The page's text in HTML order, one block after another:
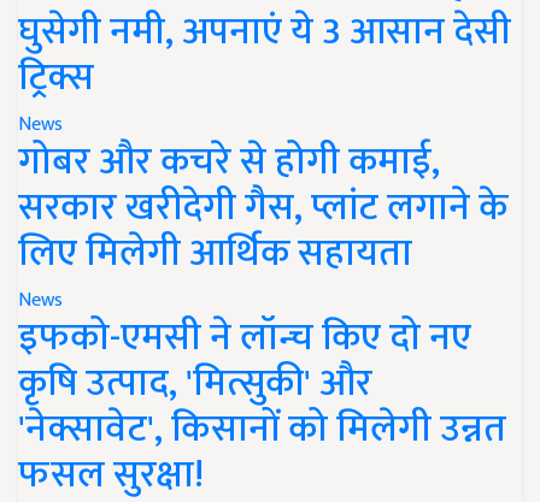
घुसेगी नमी, अपनाएं ये 3 आसान देसी
ट्रिक्स
News
गोबर और कचरे से होगी कमाई,
सरकार खरीदेगी गैस, प्लांट लगाने के
लिए मिलेगी आर्थिक सहायता
News
इफको-एमसी ने लॉन्च किए दो नए
कृषि उत्पाद, 'मित्सुकी' और
'नेक्सावेट', किसानों को मिलेगी उन्नत
फसल सुरक्षा!